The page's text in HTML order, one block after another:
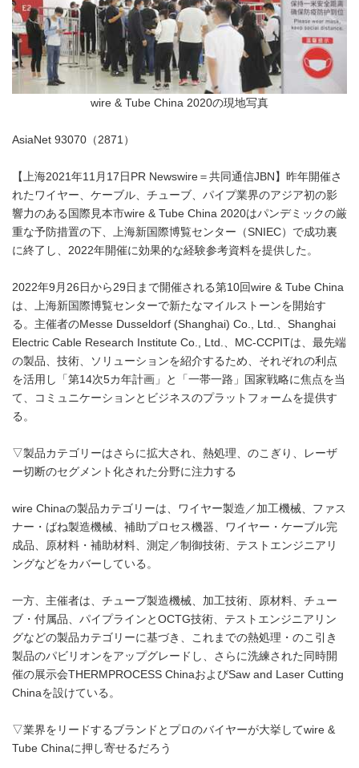
wire & Tube China 2020の現地写真
AsiaNet 93070（2871）
【上海2021年11月17日PR Newswire＝共同通信JBN】昨年開催さ
れたワイヤー、ケーブル、チューブ、パイプ業界のアジア初の影
響力のある国際見本市wire & Tube China 2020はパンデミックの厳
重な予防措置の下、上海新国際博覧センター（SNIEC）で成功裏
に終了し、2022年開催に効果的な経験参考資料を提供した。
2022年9月26日から29日まで開催される第10回wire & Tube China
は、上海新国際博覧センターで新たなマイルストーンを開始す
る。主催者のMesse Dusseldorf (Shanghai) Co., Ltd.、Shanghai
Electric Cable Research Institute Co., Ltd.、MC-CCPITは、最先端
の製品、技術、ソリューションを紹介するため、それぞれの利点
を活用し「第14次5カ年計画」と「一帯一路」国家戦略に焦点を当
て、コミュニケーションとビジネスのプラットフォームを提供す
る。
▽製品カテゴリーはさらに拡大され、熱処理、のこぎり、レーザ
ー切断のセグメント化された分野に注力する
wire Chinaの製品カテゴリーは、ワイヤー製造／加工機械、ファス
ナー・ばね製造機械、補助プロセス機器、ワイヤー・ケーブル完
成品、原材料・補助材料、測定／制御技術、テストエンジニアリ
ングなどをカバーしている。
一方、主催者は、チューブ製造機械、加工技術、原材料、チュー
ブ・付属品、パイプラインとOCTG技術、テストエンジニアリン
グなどの製品カテゴリーに基づき、これまでの熱処理・のこ引き
製品のパビリオンをアップグレードし、さらに洗練された同時開
催の展示会THERMPROCESS ChinaおよびSaw and Laser Cutting
Chinaを設けている。
▽業界をリードするブランドとプロのバイヤーが大挙してwire &
Tube Chinaに押し寄せるだろう